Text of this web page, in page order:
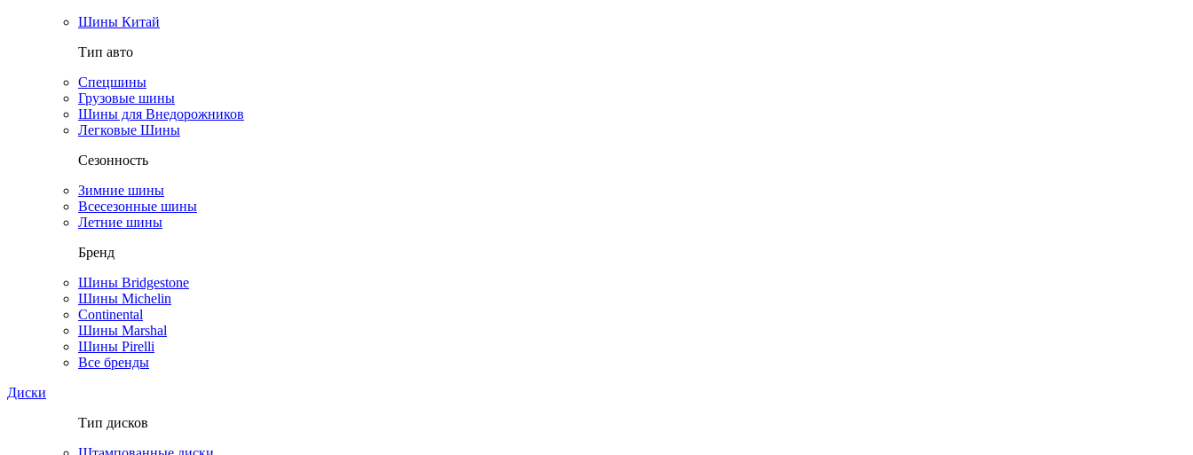
Шины Китай
Тип авто
Спецшины
Грузовые шины
Шины для Внедорожников
Легковые Шины
Сезонность
Зимние шины
Всесезонные шины
Летние шины
Бренд
Шины Bridgestone
Шины Michelin
Continental
Шины Marshal
Шины Pirelli
Все бренды
Диски
Тип дисков